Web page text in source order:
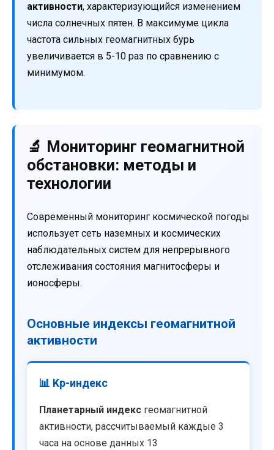
активности, характеризующийся изменением
числа солнечных пятен. В максимуме цикла
частота сильных геомагнитных бурь
увеличивается в 5-10 раз по сравнению с
минимумом.
🔬 Мониторинг геомагнитной
обстановки: методы и
технологии
Современный мониторинг космической погоды
использует сеть наземных и космических
наблюдательных систем для непрерывного
отслеживания состояния магнитосферы и
ионосферы.
Основные индексы геомагнитной
активности
📊 Kp-индекс
Планетарный индекс геомагнитной
активности, рассчитываемый каждые 3
часа на основе данных 13